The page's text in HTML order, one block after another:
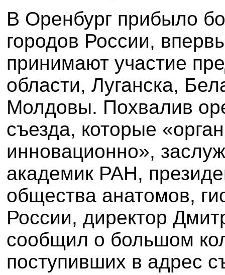
В Оренбург прибыло
городов России,
принимают участие
области, Луганска,
Молдовы. Похвалив
съезда, которые
инновационно»,
академик РАН,
общества анатомов,
России, директор
сообщил о большом
поступивших в адрес